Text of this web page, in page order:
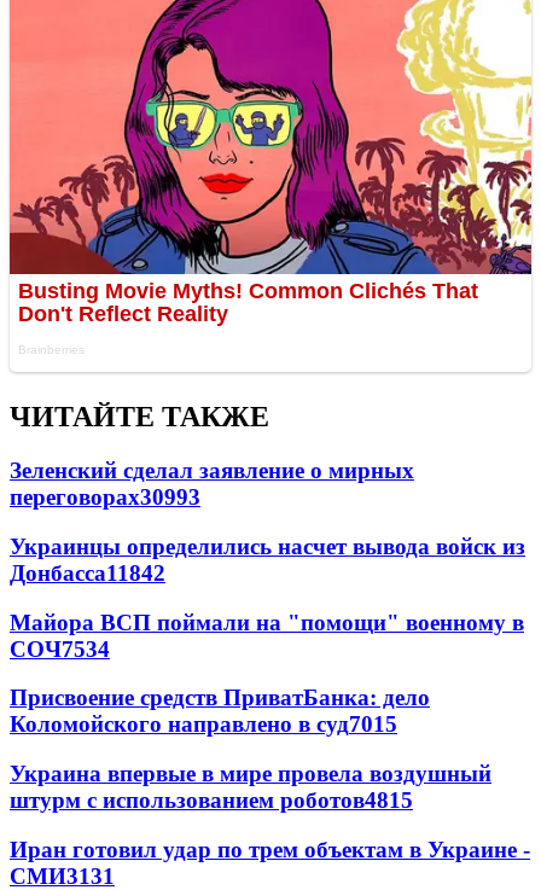
ЧИТАЙТЕ ТАКЖЕ
Зеленский сделал заявление о мирных
переговорах30993
Украинцы определились насчет вывода войск из
Донбасса11842
Майора ВСП поймали на "помощи" военному в
СОЧ7534
Присвоение средств ПриватБанка: дело
Коломойского направлено в суд7015
Украина впервые в мире провела воздушный
штурм с использованием роботов4815
Иран готовил удар по трем объектам в Украине -
СМИ3131